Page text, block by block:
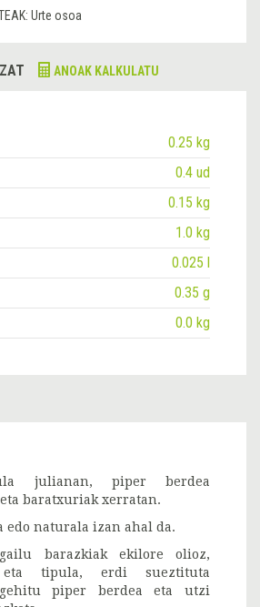
Urte osoa
ANOAK KALKULATU
0.25 kg
0.4 ud
0.15 kg
1.0 kg
0.025 l
0.35 g
0.0 kg
julianan, piper berdea
baratxuriak xerratan.
edo naturala izan ahal da.
barazkiak ekilore olioz,
eta tipula, erdi sueztituta
gehitu piper berdea eta utzi